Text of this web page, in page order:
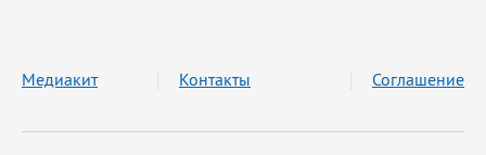
Медиакит Контакты Соглашение